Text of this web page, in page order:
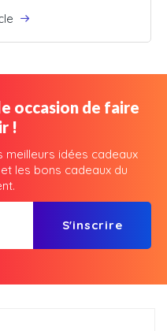
occasion de faire
!
meilleurs idées cadeaux
les bons cadeaux du
S'inscrire